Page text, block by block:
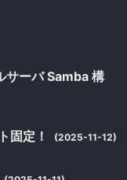
ーバ Samba 構
固定！ (2025-11-12)